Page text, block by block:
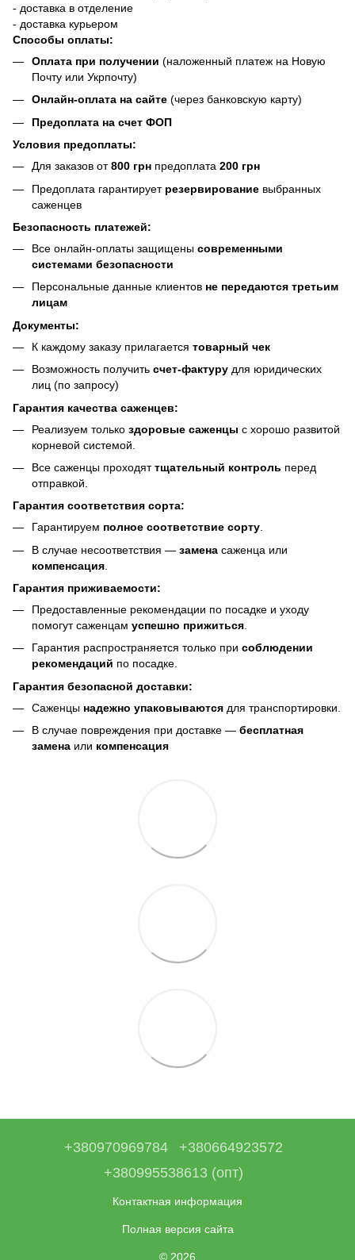
- доставка в отделение
- доставка курьером
Способы оплаты:
Оплата при получении (наложенный платеж на Новую
Почту или Укрпочту)
Онлайн-оплата на сайте (через банковскую карту)
Предоплата на счет ФОП
Условия предоплаты:
Для заказов от800 грн предоплата 200 грн
Предоплата гарантирует резервирование выбранных
саженцев
Безопасность платежей:
Все онлайн-оплаты защищены современными
системами безопасности
Персональные данные клиентов не передаются третьим
лицам
Документы:
К каждому заказу прилагается товарный чек
Возможность получить счет-фактуру для юридических
лиц (по запросу)
Гарантия качества саженцев:
Реализуем только здоровые саженцы с хорошо развитой
корневой системой.
Все саженцы проходяттщательный контроль перед
отправкой.
Гарантия соответствия сорта:
Гарантируем полное соответствие сорту.
В случае несоответствия — замена саженца или
компенсация
Гарантия приживаемости:
Предоставленные рекомендации по посадке и уходу
помогут саженцам успешно прижиться
Гарантия распространяется только при соблюдении
рекомендаций по посадке.
Гарантия безопасной доставки:
Саженцы надежно упаковываются для транспортировки.
В случае повреждения при доставке — бесплатная
замена или компенсация
+380970969784
+380664923572
+380995538613 (опт)
Контактная информация
Полная версия сайта
© 2026